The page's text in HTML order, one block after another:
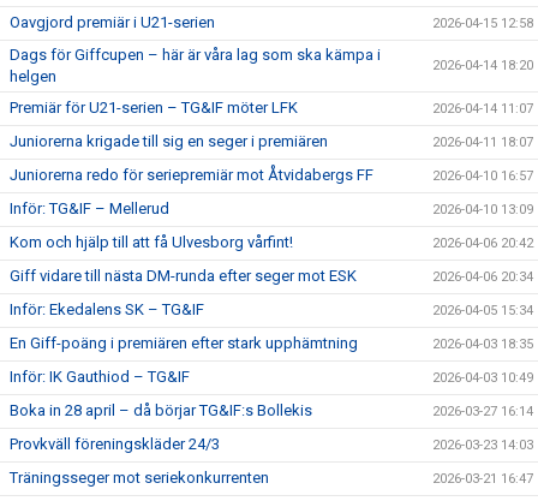
Oavgjord premiär i U21-serien 2026-04-15 12:58
Dags för Giffcupen – här är våra lag som ska kämpa i
helgen
2026-04-14 18:20
Premiär för U21-serien – TG&IF möter LFK 2026-04-14 11:07
Juniorerna krigade till sig en seger i premiären 2026-04-11 18:07
Juniorerna redo för seriepremiär mot Åtvidabergs FF 2026-04-10 16:57
Inför: TG&IF – Mellerud 2026-04-10 13:09
Kom och hjälp till att få Ulvesborg vårfint! 2026-04-06 20:42
Giff vidare till nästa DM-runda efter seger mot ESK 2026-04-06 20:34
Inför: Ekedalens SK – TG&IF 2026-04-05 15:34
En Giff-poäng i premiären efter stark upphämtning 2026-04-03 18:35
Inför: IK Gauthiod – TG&IF 2026-04-03 10:49
Boka in 28 april – då börjar TG&IF:s Bollekis 2026-03-27 16:14
Provkväll föreningskläder 24/3 2026-03-23 14:03
Träningsseger mot seriekonkurrenten 2026-03-21 16:47